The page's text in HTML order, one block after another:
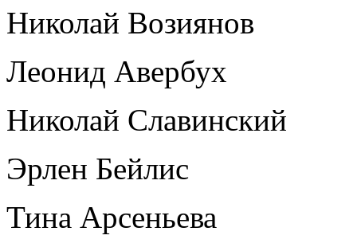
Николай Возиянов
Леонид Авербух
Николай Славинский
Эрлен Бейлис
Тина Арсеньева